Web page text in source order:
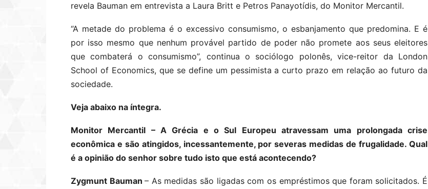
revela Bauman em entrevista a Laura Britt e Petros Panayotídis, do Monitor Mercantil.
“A metade do problema é o excessivo consumismo, o esbanjamento que predomina. E é
por isso mesmo que nenhum provável partido de poder não promete aos seus eleitores
que combaterá o consumismo”, continua o sociólogo polonês, vice-reitor da London
School of Economics, que se define um pessimista a curto prazo em relação ao futuro da
sociedade.
Veja abaixo na íntegra.
Monitor Mercantil – A Grécia e o Sul Europeu atravessam uma prolongada crise
econômica e são atingidos, incessantemente, por severas medidas de frugalidade. Qual
é a opinião do senhor sobre tudo isto que está acontecendo?
Zygmunt Bauman– As medidas são ligadas com os empréstimos que foram solicitados. É